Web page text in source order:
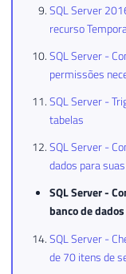
SQL Server
recurso
SQL Server -
permissões
SQL Server -
tabelas
SQL Server -
dados para
SQL Server -
banco de dados
SQL Server -
de 70 itens de